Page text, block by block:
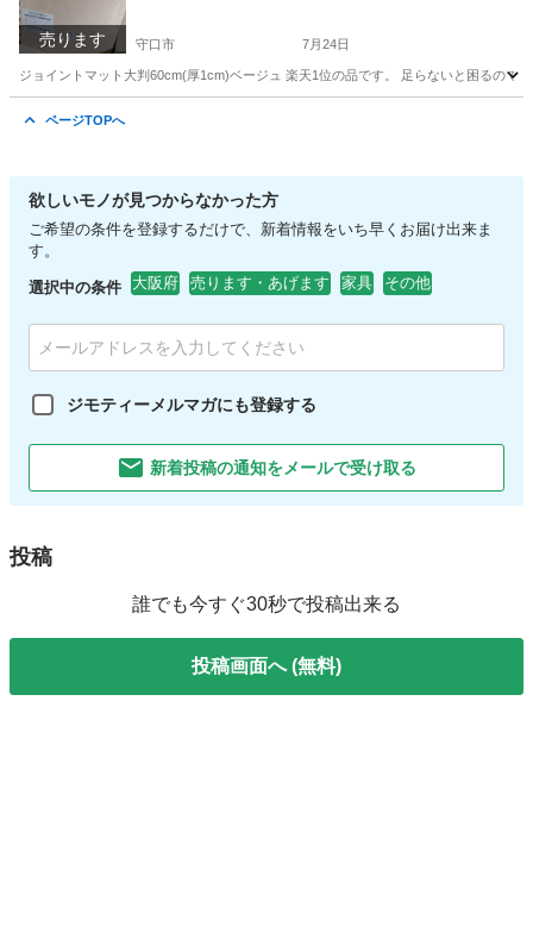
売ります 守口市 7月24日
ジョイントマット大判60cm(厚1cm)ベージュ 楽天1位の品です。 足らないと困るの
ページTOPへ
欲しいモノが見つからなかった方
ご希望の条件を登録するだけで、新着情報をいち早くお届け出来ま
す。
選択中の条件 大阪府 売ります・あげます 家具 その他
ジモティーメルマガにも登録する
新着投稿の通知をメールで受け取る
投稿
誰でも今すぐ30秒で投稿出来る
投稿画面へ (無料)